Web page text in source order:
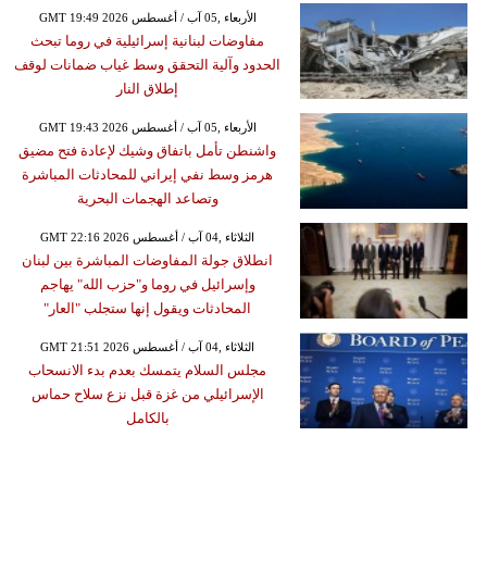
GMT 19:49 2026 الأربعاء ,05 آب / أغسطس
مفاوضات لبنانية إسرائيلية في روما تبحث
الحدود وآلية التحقق وسط غياب ضمانات لوقف
إطلاق النار
GMT 19:43 2026 الأربعاء ,05 آب / أغسطس
واشنطن تأمل باتفاق وشيك لإعادة فتح مضيق
هرمز وسط نفي إيراني للمحادثات المباشرة
وتصاعد الهجمات البحرية
GMT 22:16 2026 الثلاثاء ,04 آب / أغسطس
انطلاق جولة المفاوضات المباشرة بين لبنان
وإسرائيل في روما و"حزب الله" يهاجم
المحادثات ويقول إنها ستجلب "العار"
GMT 21:51 2026 الثلاثاء ,04 آب / أغسطس
مجلس السلام يتمسك بعدم بدء الانسحاب
الإسرائيلي من غزة قبل نزع سلاح حماس
بالكامل